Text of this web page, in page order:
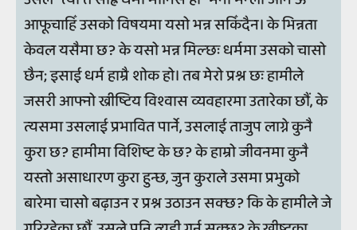
आफूचाहिँ उसको विषयमा यसो भन्न सकिँदैन। के भिन्नता
केवल यसैमा छ? के यसो भन्न मिल्छः धर्ममा उसको चासो
छैन; इसाई धर्म हाम्रै शोक हो। तब मेरो प्रश्न छः हामीले
जसरी आफ्नो ख्रीष्टिय विश्वास व्यवहारमा उतारेका छौं, के
त्यसमा उसलाई प्रभावित पार्ने, उसलाई ताजुप लाग्ने कुनै
कुरा छ? हामीमा विशिष्ट के छ? के हाम्रो जीवनमा कुनै
यस्तो असाधारण कुरा हुन्छ, जुन कुराले उसमा प्रभुको
बारेमा चासो बढ़ाउन र प्रश्न उठाउन सक्छ? कि के हामीले जे